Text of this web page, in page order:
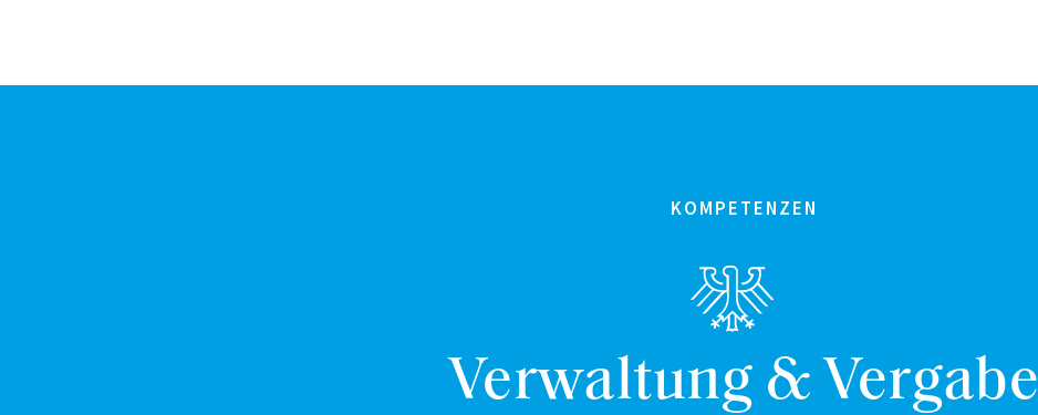
KOMPETENZEN
Verwaltung & Vergabe